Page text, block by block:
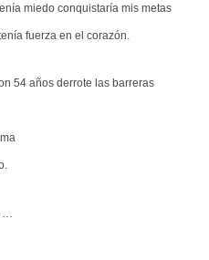
miedo conquistaría mis metas
fuerza en el corazón.
54 años derrote las barreras
…